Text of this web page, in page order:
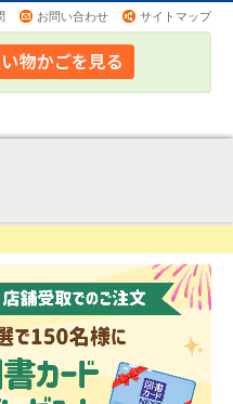
お問い合わせ サイトマップ